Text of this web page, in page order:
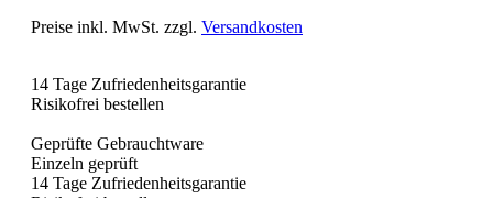
Preise inkl. MwSt. zzgl. Versandkosten
14 Tage Zufriedenheitsgarantie
Risikofrei bestellen
Geprüfte Gebrauchtware
Einzeln geprüft
14 Tage Zufriedenheitsgarantie